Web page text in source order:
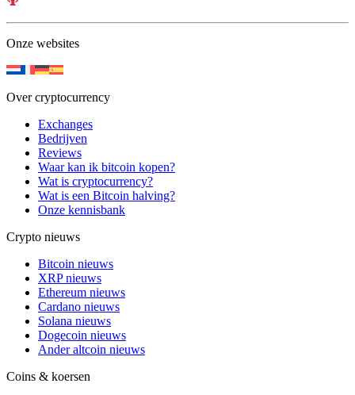
Onze websites
Over cryptocurrency
Exchanges
Bedrijven
Reviews
Waar kan ik bitcoin kopen?
Wat is cryptocurrency?
Wat is een Bitcoin halving?
Onze kennisbank
Crypto nieuws
Bitcoin nieuws
XRP nieuws
Ethereum nieuws
Cardano nieuws
Solana nieuws
Dogecoin nieuws
Ander altcoin nieuws
Coins & koersen